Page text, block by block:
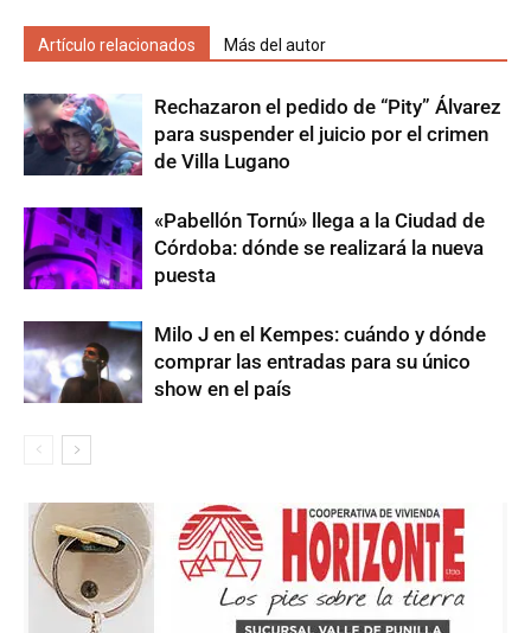
Artículo relacionados Más del autor
Rechazaron el pedido de “Pity” Álvarez
para suspender el juicio por el crimen
de Villa Lugano
«Pabellón Tornú» llega a la Ciudad de
Córdoba: dónde se realizará la nueva
puesta
Milo J en el Kempes: cuándo y dónde
comprar las entradas para su único
show en el país